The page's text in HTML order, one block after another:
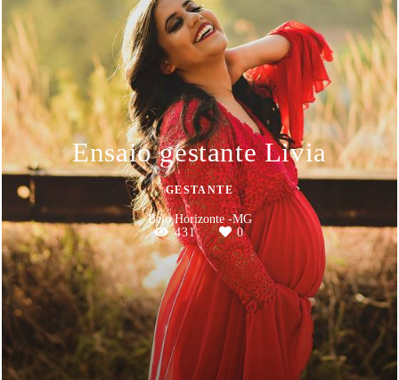
Ensaio gestante Livia
GESTANTE
Belo Horizonte -MG
431
0